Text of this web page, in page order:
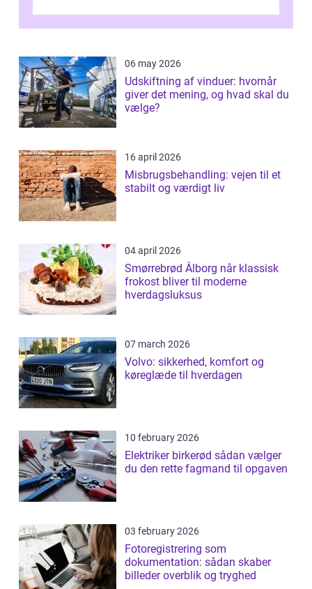
06 may 2026
Udskiftning af vinduer: hvornår
giver det mening, og hvad skal du
vælge?
16 april 2026
Misbrugsbehandling: vejen til et
stabilt og værdigt liv
04 april 2026
Smørrebrød Ålborg når klassisk
frokost bliver til moderne
hverdagsluksus
07 march 2026
Volvo: sikkerhed, komfort og
køreglæde til hverdagen
10 february 2026
Elektriker birkerød sådan vælger
du den rette fagmand til opgaven
03 february 2026
Fotoregistrering som
dokumentation: sådan skaber
billeder overblik og tryghed